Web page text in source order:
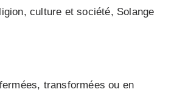
culture et société, Solange
transformées ou en